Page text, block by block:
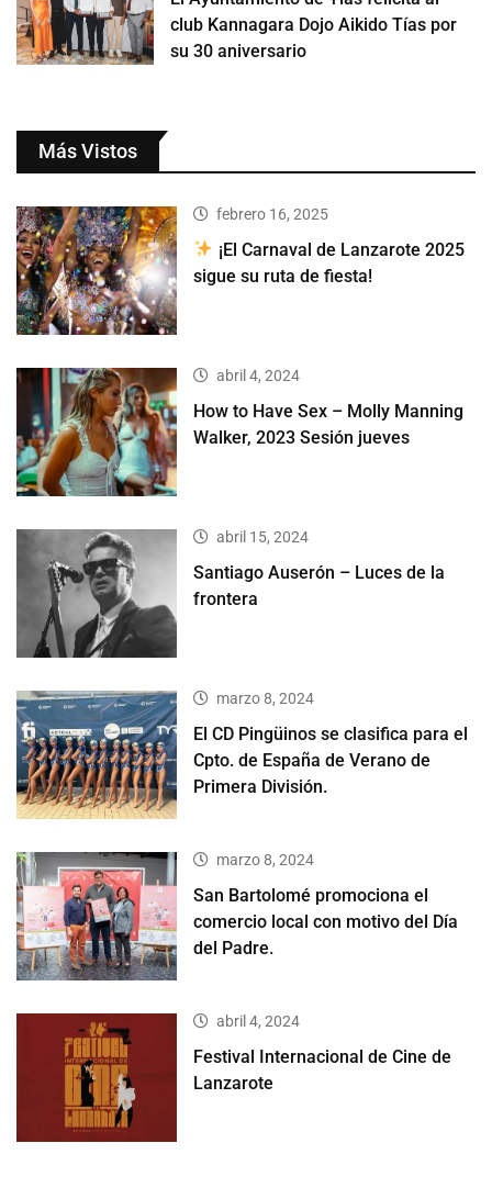
club Kannagara Dojo Aikido Tías por
su 30 aniversario
Más Vistos
febrero 16, 2025
¡El Carnaval de Lanzarote 2025
sigue su ruta de fiesta!
abril 4, 2024
How to Have Sex – Molly Manning
Walker, 2023 Sesión jueves
abril 15, 2024
Santiago Auserón – Luces de la
frontera
marzo 8, 2024
El CD Pingüinos se clasifica para el
Cpto. de España de Verano de
Primera División.
marzo 8, 2024
San Bartolomé promociona el
comercio local con motivo del Día
del Padre.
abril 4, 2024
Festival Internacional de Cine de
Lanzarote